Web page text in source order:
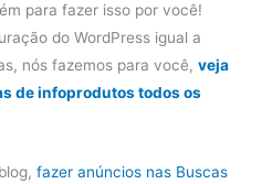
para fazer isso por você!
do WordPress igual a
nós fazemos para você, veja
de infoprodutos todos os
fazer anúncios nas Buscas